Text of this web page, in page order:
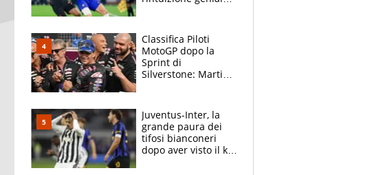
Classifica Piloti
MotoGP dopo la
Sprint di
Silverstone: Martin
Marquez
Juventus-Inter, la
grande paura dei
tifosi bianconeri
dopo aver visto il ko